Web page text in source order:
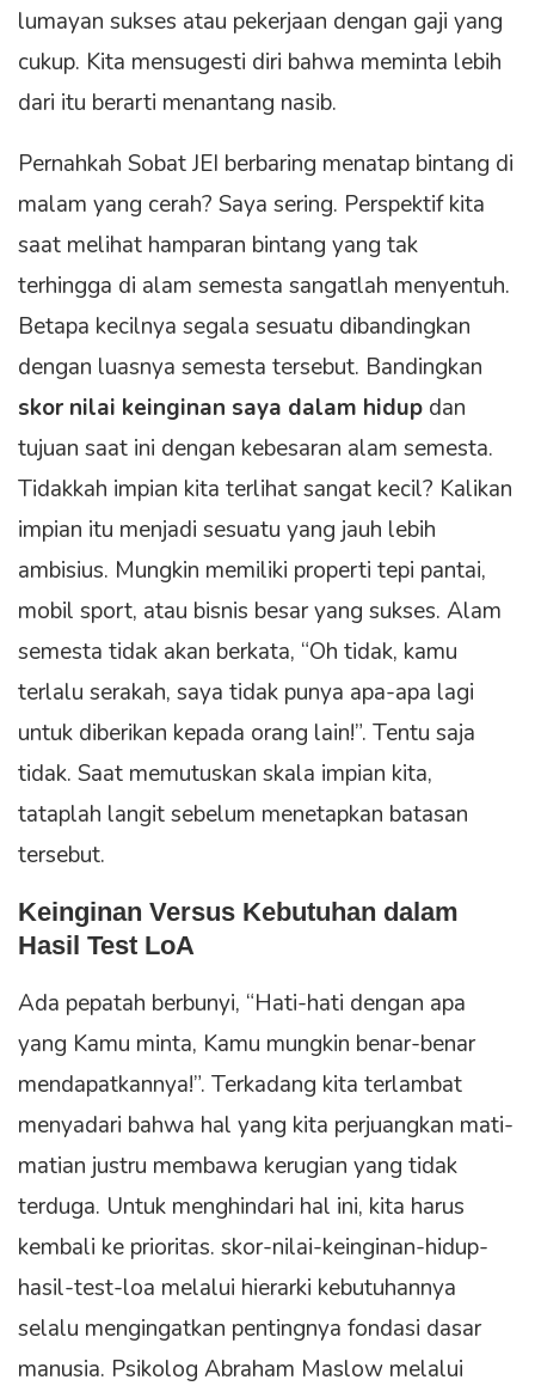
lumayan sukses atau pekerjaan dengan gaji yang
cukup. Kita mensugesti diri bahwa meminta lebih
dari itu berarti menantang nasib.
Pernahkah Sobat JEI berbaring menatap bintang di
malam yang cerah? Saya sering. Perspektif kita
saat melihat hamparan bintang yang tak
terhingga di alam semesta sangatlah menyentuh.
Betapa kecilnya segala sesuatu dibandingkan
dengan luasnya semesta tersebut. Bandingkan
skor nilai keinginan saya dalam hidup dan
tujuan saat ini dengan kebesaran alam semesta.
Tidakkah impian kita terlihat sangat kecil? Kalikan
impian itu menjadi sesuatu yang jauh lebih
ambisius. Mungkin memiliki properti tepi pantai,
mobil sport, atau bisnis besar yang sukses. Alam
semesta tidak akan berkata, “Oh tidak, kamu
terlalu serakah, saya tidak punya apa-apa lagi
untuk diberikan kepada orang lain!”. Tentu saja
tidak. Saat memutuskan skala impian kita,
tataplah langit sebelum menetapkan batasan
tersebut.
Keinginan Versus Kebutuhan dalam
Hasil Test LoA
Ada pepatah berbunyi, “Hati-hati dengan apa
yang Kamu minta, Kamu mungkin benar-benar
mendapatkannya!”. Terkadang kita terlambat
menyadari bahwa hal yang kita perjuangkan mati-
matian justru membawa kerugian yang tidak
terduga. Untuk menghindari hal ini, kita harus
kembali ke prioritas. skor-nilai-keinginan-hidup-
hasil-test-loa melalui hierarki kebutuhannya
selalu mengingatkan pentingnya fondasi dasar
manusia. Psikolog Abraham Maslow melalui